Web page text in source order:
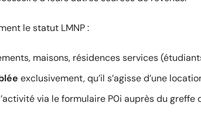
le statut LMNP :
maisons, résidences services
exclusivement, qu’il s’agisse d’une
via le formulaire P0i auprès du greffe